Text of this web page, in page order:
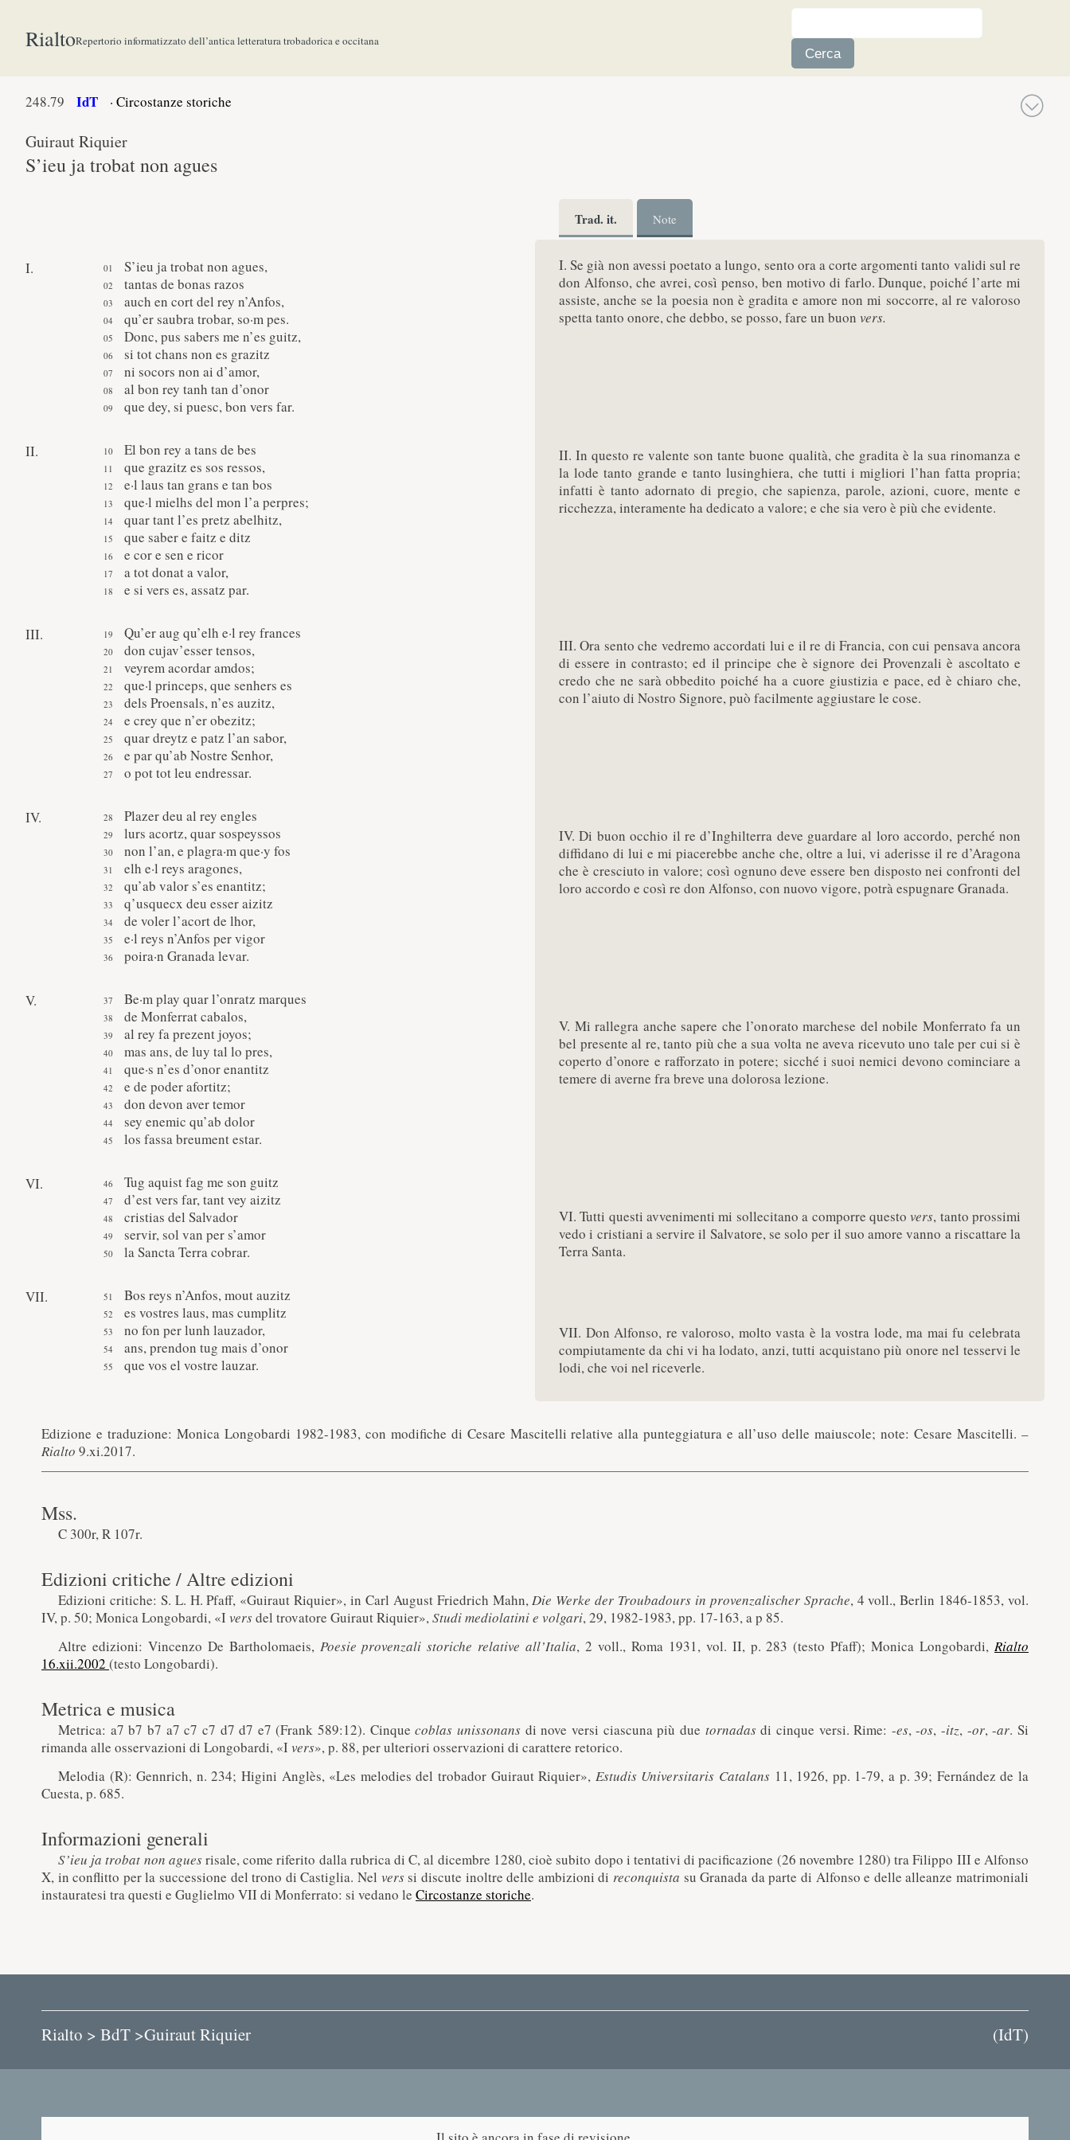
RialtoRepertorio informatizzato dell’antica letteratura trobadorica e occitana
248.79 IdT · Circostanze storiche
Guiraut Riquier
S’ieu ja trobat non agues
I.
S’ieu ja trobat non agues,
tantas de bonas razos
auch en cort del rey n’Anfos,
qu’er saubra trobar, so·m pes.
Donc, pus sabers me n’es guitz,
si tot chans non es grazitz
ni socors non ai d’amor,
al bon rey tanh tan d’onor
que dey, si puesc, bon vers far.
II.
El bon rey a tans de bes
que grazitz es sos ressos,
e·l laus tan grans e tan bos
que·l mielhs del mon l’a perpres;
quar tant l’es pretz abelhitz,
que saber e faitz e ditz
e cor e sen e ricor
a tot donat a valor,
e si vers es, assatz par.
III.
Qu’er aug qu’elh e·l rey frances
don cujav’esser tensos,
veyrem acordar amdos;
que·l princeps, que senhers es
dels Proensals, n’es auzitz,
e crey que n’er obezitz;
quar dreytz e patz l’an sabor,
e par qu’ab Nostre Senhor,
o pot tot leu endressar.
IV.
Plazer deu al rey engles
lurs acortz, quar sospeyssos
non l’an, e plagra·m que·y fos
elh e·l reys aragones,
qu’ab valor s’es enantitz;
q’usquecx deu esser aizitz
de voler l’acort de lhor,
e·l reys n’Anfos per vigor
poira·n Granada levar.
V.
Be·m play quar l’onratz marques
de Monferrat cabalos,
al rey fa prezent joyos;
mas ans, de luy tal lo pres,
que·s n’es d’onor enantitz
e de poder afortitz;
don devon aver temor
sey enemic qu’ab dolor
los fassa breument estar.
VI.
Tug aquist fag me son guitz
d’est vers far, tant vey aizitz
cristias del Salvador
servir, sol van per s’amor
la Sancta Terra cobrar.
VII.
Bos reys n’Anfos, mout auzitz
es vostres laus, mas cumplitz
no fon per lunh lauzador,
ans, prendon tug mais d’onor
que vos el vostre lauzar.
Trad. it. Note
I. Se già non avessi poetato a lungo, sento ora a corte argomenti tanto validi sul re
don Alfonso, che avrei, così penso, ben motivo di farlo. Dunque, poiché l’arte mi
assiste, anche se la poesia non è gradita e amore non mi soccorre, al re valoroso
spetta tanto onore, che debbo, se posso, fare un buon vers.
II. In questo re valente son tante buone qualità, che gradita è la sua rinomanza e
la lode tanto grande e tanto lusinghiera, che tutti i migliori l’han fatta propria;
infatti è tanto adornato di pregio, che sapienza, parole, azioni, cuore, mente e
ricchezza, interamente ha dedicato a valore; e che sia vero è più che evidente.
III. Ora sento che vedremo accordati lui e il re di Francia, con cui pensava ancora
di essere in contrasto; ed il principe che è signore dei Provenzali è ascoltato e
credo che ne sarà obbedito poiché ha a cuore giustizia e pace, ed è chiaro che,
con l’aiuto di Nostro Signore, può facilmente aggiustare le cose.
IV. Di buon occhio il re d’Inghilterra deve guardare al loro accordo, perché non
diffidano di lui e mi piacerebbe anche che, oltre a lui, vi aderisse il re d’Aragona
che è cresciuto in valore; così ognuno deve essere ben disposto nei confronti del
loro accordo e così re don Alfonso, con nuovo vigore, potrà espugnare Granada.
V. Mi rallegra anche sapere che l’onorato marchese del nobile Monferrato fa un
bel presente al re, tanto più che a sua volta ne aveva ricevuto uno tale per cui si è
coperto d’onore e rafforzato in potere; sicché i suoi nemici devono cominciare a
temere di averne fra breve una dolorosa lezione.
VI. Tutti questi avvenimenti mi sollecitano a comporre questovers, tanto prossimi
vedo i cristiani a servire il Salvatore, se solo per il suo amore vanno a riscattare la
Terra Santa.
VII. Don Alfonso, re valoroso, molto vasta è la vostra lode, ma mai fu celebrata
compiutamente da chi vi ha lodato, anzi, tutti acquistano più onore nel tesservi le
lodi, che voi nel riceverle.
Edizione e traduzione: Monica Longobardi 1982-1983, con modifiche di Cesare Mascitelli relative alla punteggiatura e all’uso delle maiuscole; note: Cesare Mascitelli. –
Rialto 9.xi.2017.
Mss.
C 300r, R 107r.
Edizioni critiche / Altre edizioni
Edizioni critiche: S. L. H. Pfaff, «Guiraut Riquier», in Carl August Friedrich Mahn,Die Werke der Troubadours in provenzalischer Sprache, 4 voll., Berlin 1846-1853, vol.
IV, p. 50; Monica Longobardi, «I versdel trovatore Guiraut Riquier»,Studi mediolatini e volgari, 29, 1982-1983, pp. 17-163, a p 85.
Altre edizioni: Vincenzo De Bartholomaeis, Poesie provenzali storiche relative all’Italia, 2 voll., Roma 1931, vol. II, p. 283 (testo Pfaff); Monica Longobardi,Rialto
16.xii.2002 (testo Longobardi).
Metrica e musica
Metrica: a7 b7 b7 a7 c7 c7 d7 d7 e7 (Frank 589:12). Cinquecoblas unissonans di nove versi ciascuna più due tornadasdi cinque versi. Rime: -es, -os, -itz, -or, -ar. Si
rimanda alle osservazioni di Longobardi, «I vers», p. 88, per ulteriori osservazioni di carattere retorico.
Melodia (R): Gennrich, n. 234; Higini Anglès, «Les melodies del trobador Guiraut Riquier», Estudis Universitaris Catalans 11, 1926, pp. 1-79, a p. 39; Fernández de la
Cuesta, p. 685.
Informazioni generali
S’ieu ja trobat non aguesrisale, come riferito dalla rubrica di C, al dicembre 1280, cioè subito dopo i tentativi di pacificazione (26 novembre 1280) tra Filippo III e Alfonso
X, in conflitto per la successione del trono di Castiglia. Nel verssi discute inoltre delle ambizioni di reconquista su Granada da parte di Alfonso e delle alleanze matrimoniali
instauratesi tra questi e Guglielmo VII di Monferrato: si vedano le Circostanze storiche.
Rialto > BdT >Guiraut Riquier (IdT)